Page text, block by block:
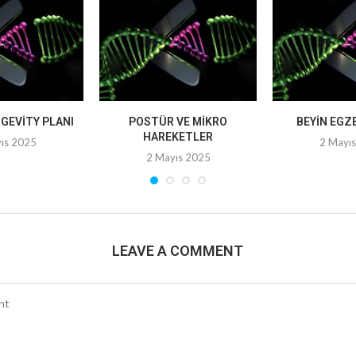
PLANI
2025
POSTÜR VE MIKRO
HAREKETLER
2 Mayıs 2025
BEYIN
2
LEAVE A COMMENT